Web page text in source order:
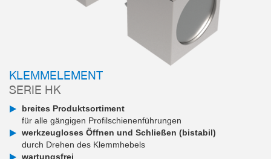
KLEMMELEMENT
SERIE HK
breites Produktsortiment
für alle gängigen Profilschienenführungen
werkzeugloses Öffnen und Schließen (bistabil)
durch Drehen des Klemmhebels
wartungsfrei